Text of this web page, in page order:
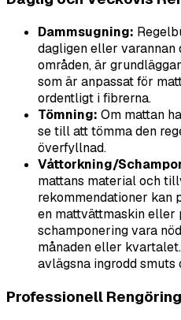
Dammsugning:
dagligen eller
områden, är
som är anpassat för
ordentligt i fibrerna.
Tömning: Om mattan
se till att tömma den
överfyllnad.
Våttorkning/
mattans material och
rekommendationer kan
en mattvättmaskin eller
schamponering vara
månaden eller
avlägsna ingrodd
Professionell